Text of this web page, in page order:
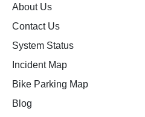
About Us
Contact Us
System Status
Incident Map
Bike Parking Map
Blog